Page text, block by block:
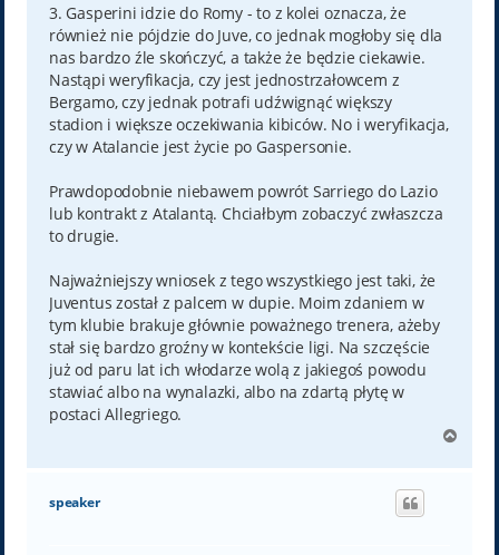
3. Gasperini idzie do Romy - to z kolei oznacza, że
również nie pójdzie do Juve, co jednak mogłoby się dla
nas bardzo źle skończyć, a także że będzie ciekawie.
Nastąpi weryfikacja, czy jest jednostrzałowcem z
Bergamo, czy jednak potrafi udźwignąć większy
stadion i większe oczekiwania kibiców. No i weryfikacja,
czy w Atalancie jest życie po Gaspersonie.
Prawdopodobnie niebawem powrót Sarriego do Lazio
lub kontrakt z Atalantą. Chciałbym zobaczyć zwłaszcza
to drugie.
Najważniejszy wniosek z tego wszystkiego jest taki, że
Juventus został z palcem w dupie. Moim zdaniem w
tym klubie brakuje głównie poważnego trenera, ażeby
stał się bardzo groźny w kontekście ligi. Na szczęście
już od paru lat ich włodarze wolą z jakiegoś powodu
stawiać albo na wynalazki, albo na zdartą płytę w
postaci Allegriego.
g
speaker